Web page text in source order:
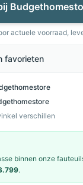
actuele voorraad,
favorieten
verschillen
binnen onze
.